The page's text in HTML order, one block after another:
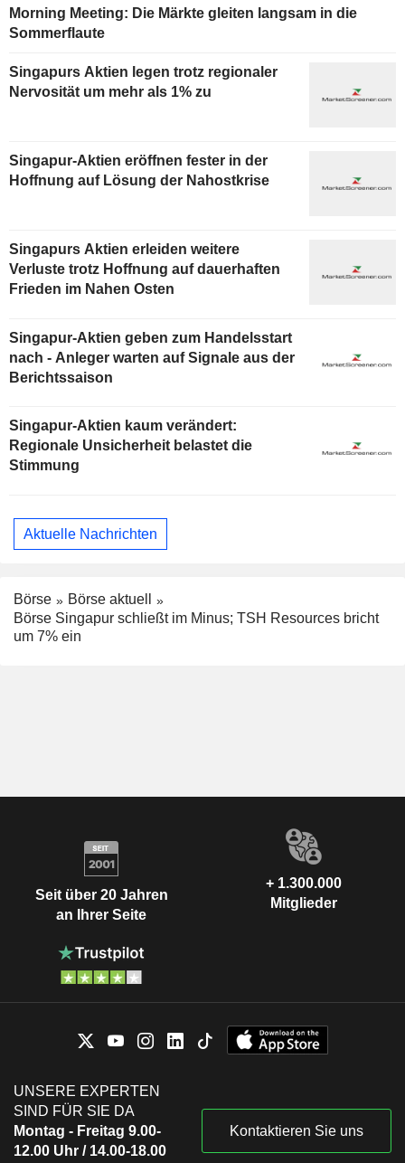
Morning Meeting: Die Märkte gleiten langsam in die
Sommerflaute
Singapurs Aktien legen trotz regionaler
Nervosität um mehr als 1% zu
Singapur-Aktien eröffnen fester in der
Hoffnung auf Lösung der Nahostkrise
Singapurs Aktien erleiden weitere
Verluste trotz Hoffnung auf dauerhaften
Frieden im Nahen Osten
Singapur-Aktien geben zum Handelsstart
nach - Anleger warten auf Signale aus der
Berichtssaison
Singapur-Aktien kaum verändert:
Regionale Unsicherheit belastet die
Stimmung
Aktuelle Nachrichten
Börse
Börse aktuell
Börse Singapur schließt im Minus; TSH Resources bricht
um 7% ein
Seit über 20 Jahren
an Ihrer Seite
+ 1.300.000
Mitglieder
UNSERE EXPERTEN
SIND FÜR SIE DA
Montag - Freitag 9.00-
12.00 Uhr / 14.00-18.00
Kontaktieren Sie uns